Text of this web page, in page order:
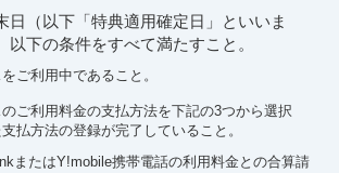
日（以下「特典適用確定日」といいま
以下の条件をすべて満たすこと。
ご利用中であること。
ご利用料金の支払方法を下記の3つから選択
払方法の登録が完了していること。
またはY!mobile携帯電話の利用料金との合算請